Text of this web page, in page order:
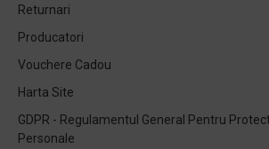
Returnari
Producatori
Vouchere Cadou
Harta Site
GDPR - Regulamentul General Pentru
Personale